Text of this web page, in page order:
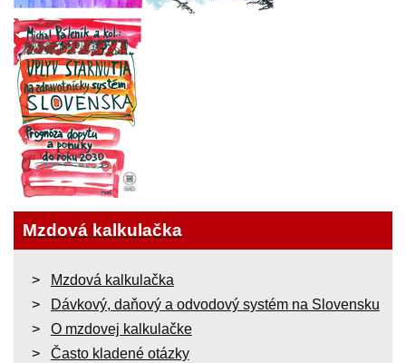
Mzdová kalkulačka
Mzdová kalkulačka
Dávkový, daňový a odvodový systém na Slovensku
O mzdovej kalkulačke
Často kladené otázky